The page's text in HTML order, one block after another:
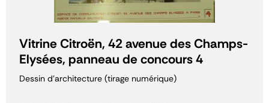
Vitrine Citroën, 42 avenue des Champs-
Elysées, panneau de concours 4
Dessin d'architecture (tirage numérique)